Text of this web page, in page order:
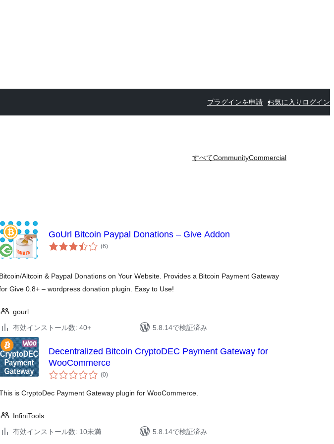
プラグインを申請 お気に入り ログイン
すべてCommunityCommercial
GoUrl Bitcoin Paypal Donations – Give Addon
(6個
の)
Bitcoin/Altcoin & Paypal Donations on Your Website. Provides a Bitcoin Payment Gateway
Give 0.8+ – wordpress donation plugin. Easy to Use!
gourl
有効インストール数: 40+
5.8.14で検証済み
Decentralized Bitcoin CryptoDEC Payment Gateway for
WooCommerce
(0個
の)
is CryptoDec Payment Gateway plugin for WooCommerce.
InfiniTools
有効インストール数: 10未満
5.8.14で検証済み